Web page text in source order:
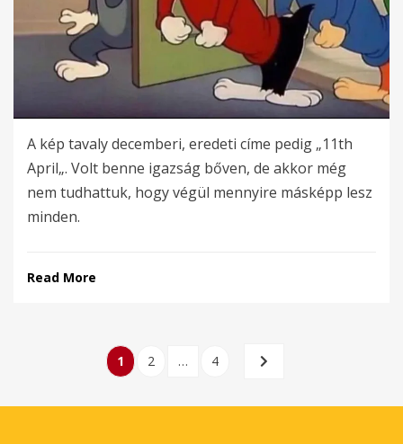
A kép tavaly decemberi, eredeti címe pedig „11th
April„. Volt benne igazság bőven, de akkor még
nem tudhattuk, hogy végül mennyire másképp lesz
minden.
Read More
Bejegyzések
PAGE
1 PAGE
2 … PAGE
4
NEXT